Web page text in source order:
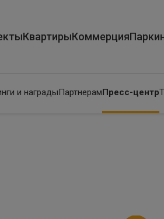
КвартирыКоммерция
и наградыПартнерамПресс-центр